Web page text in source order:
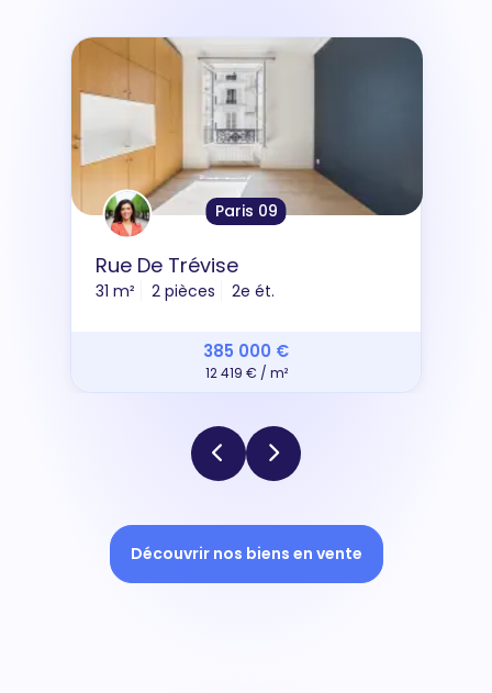
Paris 09
Rue De Trévise
31 m² 2 pièces 2e ét.
385 000 €
12 419 € / m²
Découvrir nos biens en vente